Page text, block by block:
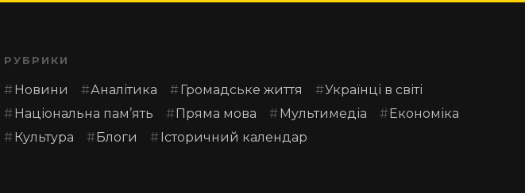
РУБРИКИ
Новини Аналітика Громадське життя
Українці в світі
Національна пам’ять
Пряма мова Мультимедіа
Економіка
Культура
Блоги Історичний календар